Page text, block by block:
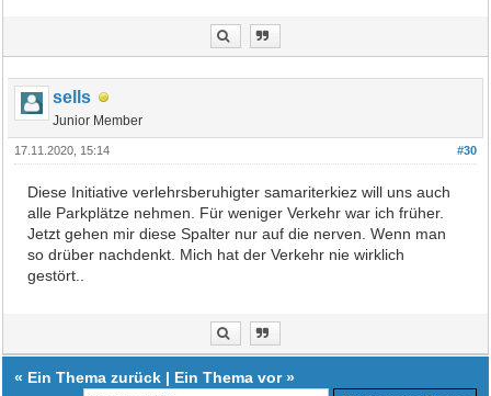
sells
Junior Member
#30
17.11.2020, 15:14
Diese Initiative verlehrsberuhigter samariterkiez will uns auch
alle Parkplätze nehmen. Für weniger Verkehr war ich früher.
Jetzt gehen mir diese Spalter nur auf die nerven. Wenn man
so drüber nachdenkt. Mich hat der Verkehr nie wirklich
gestört..
« Ein Thema zurück | Ein Thema vor»